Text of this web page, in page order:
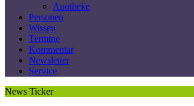
Apotheke
Personen
Wissen
Termine
Kommentar
Newsletter
Service
News Ticker